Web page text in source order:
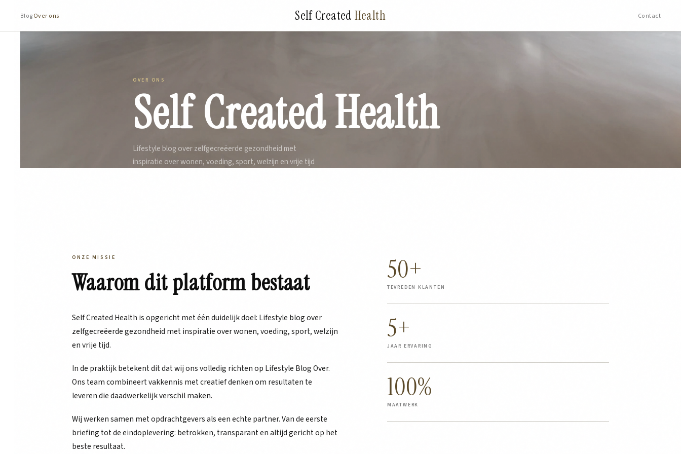
BlogOver ons Self Created Health Contact
OVER ONS
Self Created Health
Lifestyle blog over zelfgecreëerde gezondheid met
inspiratie over wonen, voeding, sport, welzijn en vrije tijd
ONZE MISSIE
Waarom dit platform bestaat
Self Created Health is opgericht met één duidelijk doel: Lifestyle blog over
zelfgecreëerde gezondheid met inspiratie over wonen, voeding, sport, welzijn
en vrije tijd.
In de praktijk betekent dit dat wij ons volledig richten op Lifestyle Blog Over.
Ons team combineert vakkennis met creatief denken om resultaten te
leveren die daadwerkelijk verschil maken.
Wij werken samen met opdrachtgevers als een echte partner. Van de eerste
briefing tot de eindoplevering: betrokken, transparant en altijd gericht op het
beste resultaat.
50+
TEVREDEN KLANTEN
5+
JAAR ERVARING
100%
MAATWERK